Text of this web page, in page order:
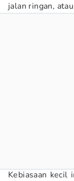
jalan ringan,
Kebiasaan kecil